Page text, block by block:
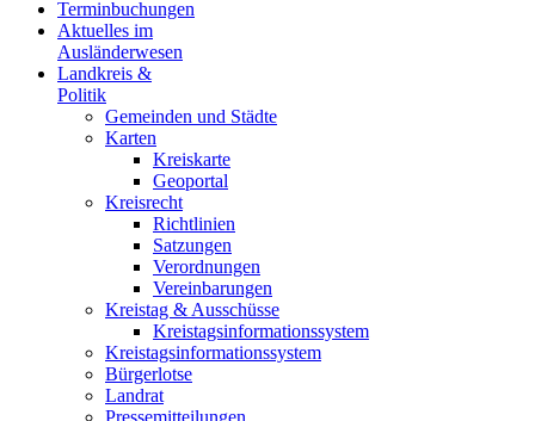
Terminbuchungen
Aktuelles im
Ausländerwesen
Landkreis &
Politik
Gemeinden und Städte
Karten
Kreiskarte
Geoportal
Kreisrecht
Richtlinien
Satzungen
Verordnungen
Vereinbarungen
Kreistag & Ausschüsse
Kreistagsinformationssystem
Kreistagsinformationssystem
Bürgerlotse
Landrat
Pressemitteilungen